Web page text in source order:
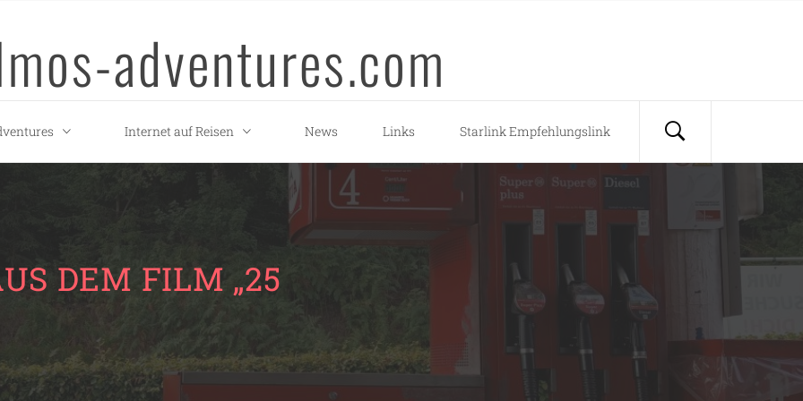
adventures.com
Internet auf Reisen News Links Starlink Empfehlungslink
DEM FILM „25